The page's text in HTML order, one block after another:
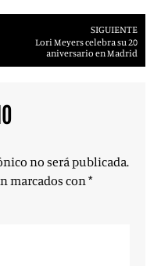
SIGUIENTE
Lori Meyers celebra su 20
aniversario en Madrid
no será publicada.
marcados con*